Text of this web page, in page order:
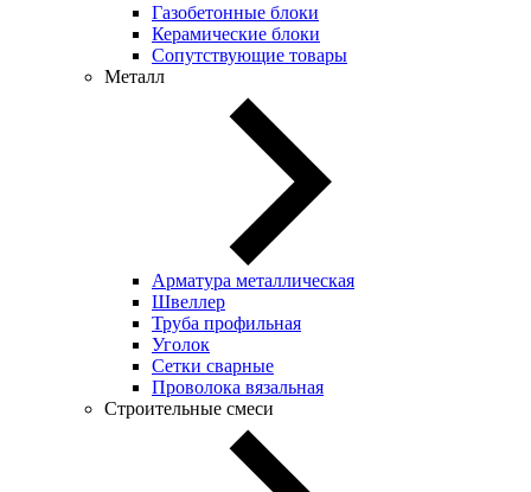
Газобетонные блоки
Керамические блоки
Сопутствующие товары
Металл
Арматура металлическая
Швеллер
Труба профильная
Уголок
Сетки сварные
Проволока вязальная
Строительные смеси